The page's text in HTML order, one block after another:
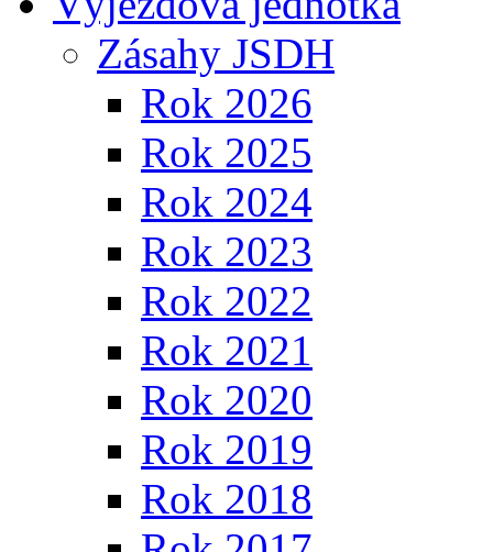
Zásahy JSDH
Rok 2026
Rok 2025
Rok 2024
Rok 2023
Rok 2022
Rok 2021
Rok 2020
Rok 2019
Rok 2018